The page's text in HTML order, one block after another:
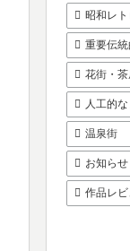
昭和レト
重要伝
花街・
人工的
温泉街
お知らせ
作品レビ